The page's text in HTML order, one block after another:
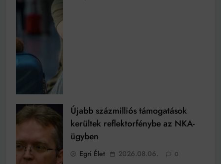
Újabb százmilliós támogatások
kerültek reflektorfénybe az NKA-
ügyben
Egri Élet 2026.08.06. 0